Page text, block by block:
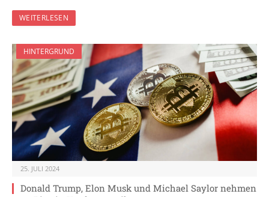
WEITERLESEN
HINTERGRUND
25. JULI 2024
Donald Trump, Elon Musk und Michael Saylor nehmen